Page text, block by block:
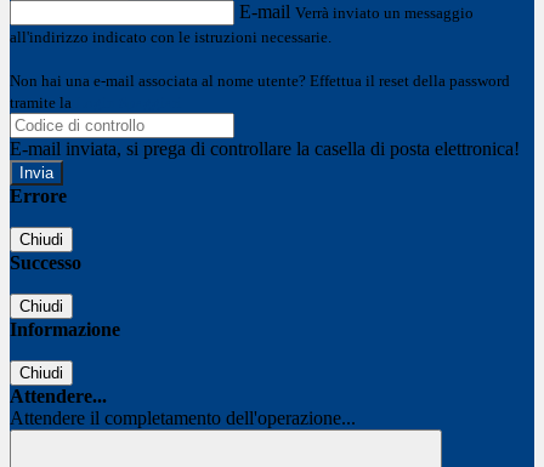
E-mail Verrà inviato un messaggio
all'indirizzo indicato con le istruzioni necessarie.
Non hai una e-mail associata al nome utente? Effettua il reset della password
tramite la
E-mail inviata, si prega di controllare la casella di posta elettronica!
Errore
Chiudi
Successo
Chiudi
Informazione
Chiudi
Attendere...
Attendere il completamento dell'operazione...